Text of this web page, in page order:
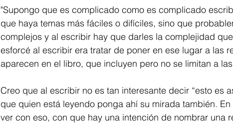
"Supongo que es complicado como es complicado
que haya temas más fáciles o difíciles, sino que
complejos y al escribir hay que darles la complejidad
esforcé al escribir era tratar de poner en ese lugar a las
aparecen en el libro, que incluyen pero no se limitan a
Creo que al escribir no es tan interesante decir “esto es
que quien está leyendo ponga ahí su mirada también.
ver con eso, con que hay una intención de nombrar una